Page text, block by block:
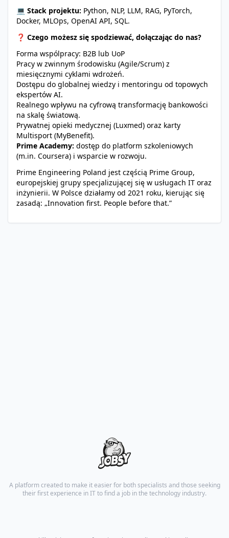
💻 Stack projektu: Python, NLP, LLM, RAG, PyTorch,
Docker, MLOps, OpenAI API, SQL.
❓ Czego możesz się spodziewać, dołączając do nas?
Forma wspólpracy: B2B lub UoP
Pracy w zwinnym środowisku (Agile/Scrum) z
miesięcznymi cyklami wdrożeń.
Dostępu do globalnej wiedzy i mentoringu od topowych
ekspertów AI.
Realnego wpływu na cyfrową transformację bankowości
na skalę światową.
Prywatnej opieki medycznej (Luxmed) oraz karty
Multisport (MyBenefit).
Prime Academy: dostęp do platform szkoleniowych
(m.in. Coursera) i wsparcie w rozwoju.
Prime Engineering Poland jest częścią Prime Group,
europejskiej grupy specjalizującej się w usługach IT oraz
inżynierii. W Polsce działamy od 2021 roku, kierując się
zasadą: „Innovation first. People before that.”
A platform created to make it easier for both specialists and those seeking
their first experience in IT to find a job in the technology industry.